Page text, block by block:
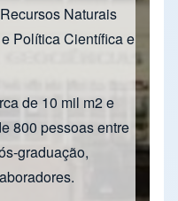
Naturais
Política Científica e
de 10 mil m2 e
800 pessoas entre
graduação,